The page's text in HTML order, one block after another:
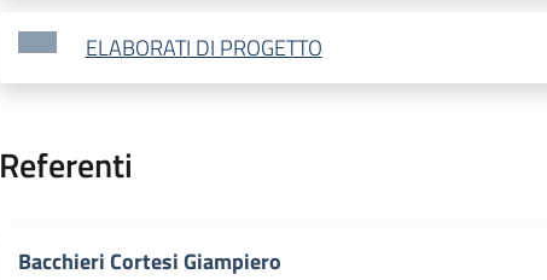
ELABORATI DI PROGETTO
Referenti
Bacchieri Cortesi Giampiero